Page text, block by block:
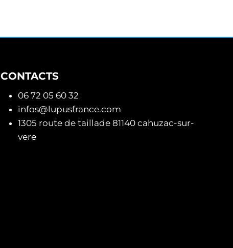
CONTACTS
06 72 05 60 32
infos@lupusfrance.com
1305 route de taillade 81140 cahuzac-sur-
vere